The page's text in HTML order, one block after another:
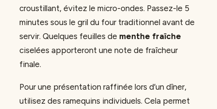
croustillant, évitez le micro-ondes. Passez-le 5
minutes sous le gril du four traditionnel avant de
servir. Quelques feuilles de menthe fraîche
ciselées apporteront une note de fraîcheur
finale.
Pour une présentation raffinée lors d’un dîner,
utilisez des ramequins individuels. Cela permet